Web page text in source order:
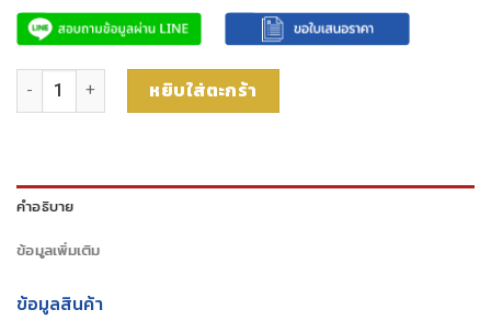
จำนวน รถลากพาเลท 1500kg 685 x 1220mm ชิ้น
หยิบใส่ตะกร้า
คำอธิบาย
ข้อมูลเพิ่มเติม
ข้อมูลสินค้า